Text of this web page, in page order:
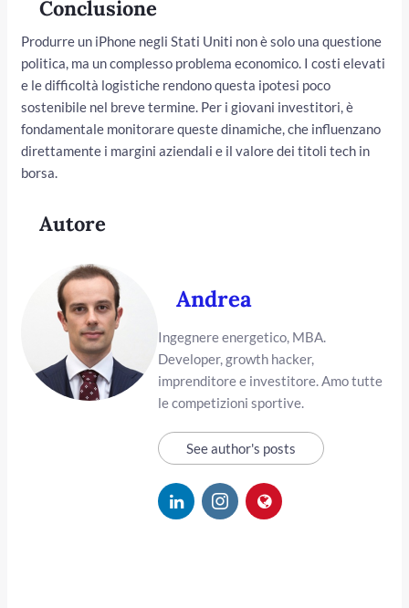
Conclusione
Produrre un iPhone negli Stati Uniti non è solo una questione
politica, ma un complesso problema economico. I costi elevati
e le difficoltà logistiche rendono questa ipotesi poco
sostenibile nel breve termine. Per i giovani investitori, è
fondamentale monitorare queste dinamiche, che influenzano
direttamente i margini aziendali e il valore dei titoli tech in
borsa.
Autore
Andrea
Ingegnere energetico, MBA.
Developer, growth hacker,
imprenditore e investitore. Amo tutte
le competizioni sportive.
See author's posts